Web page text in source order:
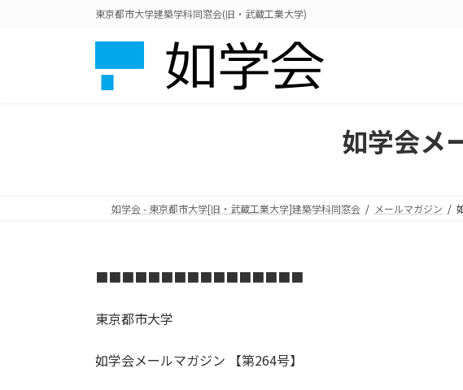
東京都市大学建築学科同窓会(旧・武蔵工業大学)
如学会メ
如学会 - 東京都市大学[旧・武蔵工業大学]建築学科同窓会 メールマガジン
■■■■■■■■■■■■■■■■
東京都市大学
如学会メールマガジン 【第264号】